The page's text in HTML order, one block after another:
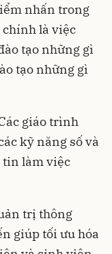
nhấn trong
là việc
tạo những gì
tạo những gì
giáo trình
kỹ năng số và
tin làm việc
trị thông
giúp tối ưu hóa